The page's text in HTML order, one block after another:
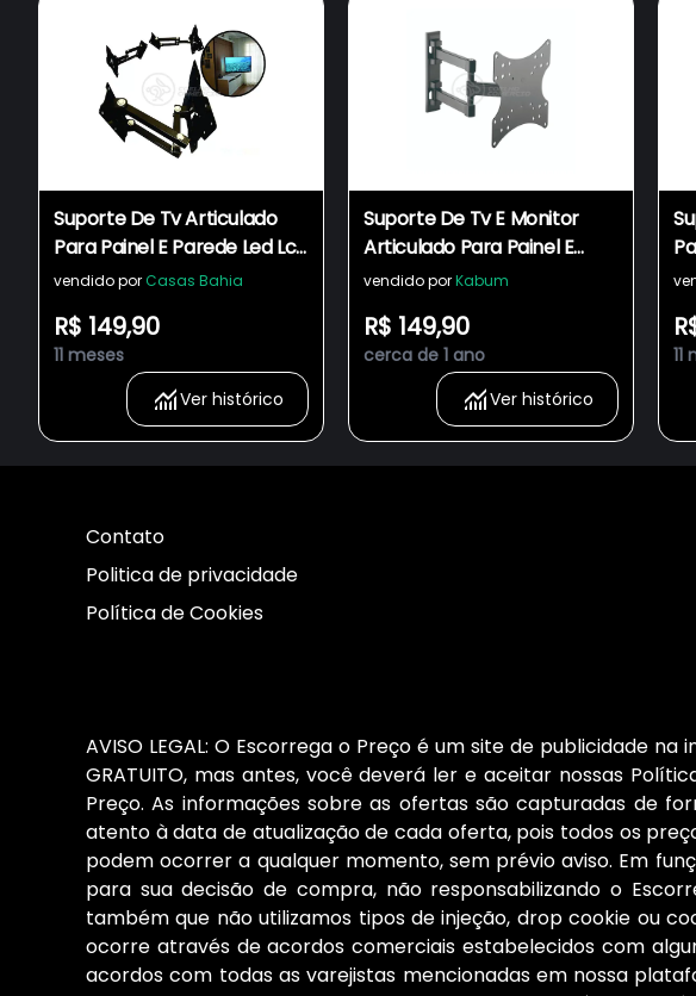
Suporte De Tv Articulado
Para Painel E Parede Led Lcd
Plasma Oled 3d De 14" à 42"
vendido por Casas Bahia
R$ 149,90
11 meses
Ver histórico
Suporte De Tv E Monitor
Articulado Para Painel E
Parede LED Lcd Plasma
vendido porKabum
R$ 149,90
cerca de 1 ano
Ver histórico
11
Contato
Politica de privacidade
Política de Cookies
AVISO LEGAL: O Escorrega o Preço é um site de publicidade
GRATUITO, mas antes, você deverá ler e aceitar nossas
Preço. As informações sobre as ofertas são capturadas de
atento à data de atualização de cada oferta, pois todos os
podem ocorrer a qualquer momento, sem prévio aviso. Em
para sua decisão de compra, não responsabilizando o
também que não utilizamos tipos de injeção, drop cookie ou
ocorre através de acordos comerciais estabelecidos com
acordos com todas as varejistas mencionadas em nossa